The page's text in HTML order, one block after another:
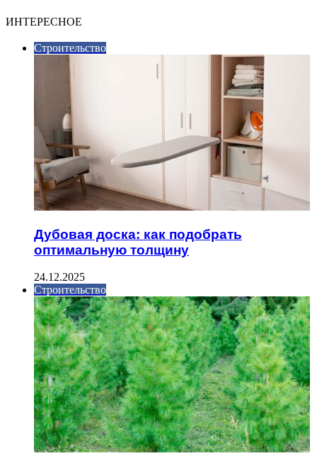
ИНТЕРЕСНОЕ
Строительство
Дубовая доска: как подобрать
оптимальную толщину
24.12.2025
Строительство